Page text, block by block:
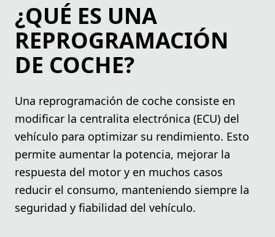
¿QUÉ ES UNA
REPROGRAMACIÓN
DE COCHE?
Una reprogramación de coche consiste en
modificar la centralita electrónica (ECU) del
vehículo para optimizar su rendimiento. Esto
permite aumentar la potencia, mejorar la
respuesta del motor y en muchos casos
reducir el consumo, manteniendo siempre la
seguridad y fiabilidad del vehículo.